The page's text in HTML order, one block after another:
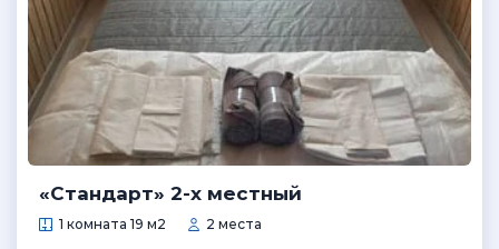
«Стандарт» 2-х местный
1 комната 19 м2 2 места